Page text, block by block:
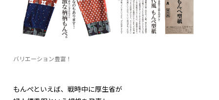
バリエーション豊富！
もんぺといえば、戦時中に厚生省が